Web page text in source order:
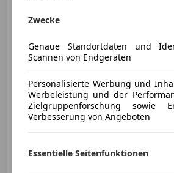
Zwecke
Genaue Standortdaten und
Scannen von Endgeräten
Personalisierte Werbung und
Werbeleistung und der
Zielgruppenforschung sowie
Verbesserung von Angeboten
Essentielle Seitenfunktionen